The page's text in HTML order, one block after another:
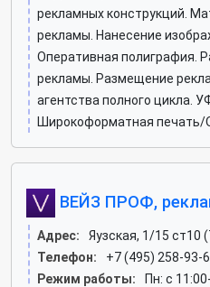
рекламных конструкций.
рекламы. Нанесение
Оперативная полиграфия.
рекламы. Размещение
агентства полного цикла.
Широкоформатная печать/
ВЕЙЗ ПРОФ,
Адрес:
Яузская, 1/15 ст10
Телефон:
+7 (495) 258-93-
Режим работы:
Пн: c